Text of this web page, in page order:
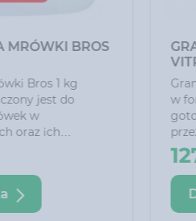
UNIWERSALNA
uniwersalna Biopon 100
korzenie w grzybnię
której często brakuje
hodowanym i sadzonym
Zwiększa ona
chłonną korzeni i
kondycję roślin.
efekty uzyskuje się
mikoryzową